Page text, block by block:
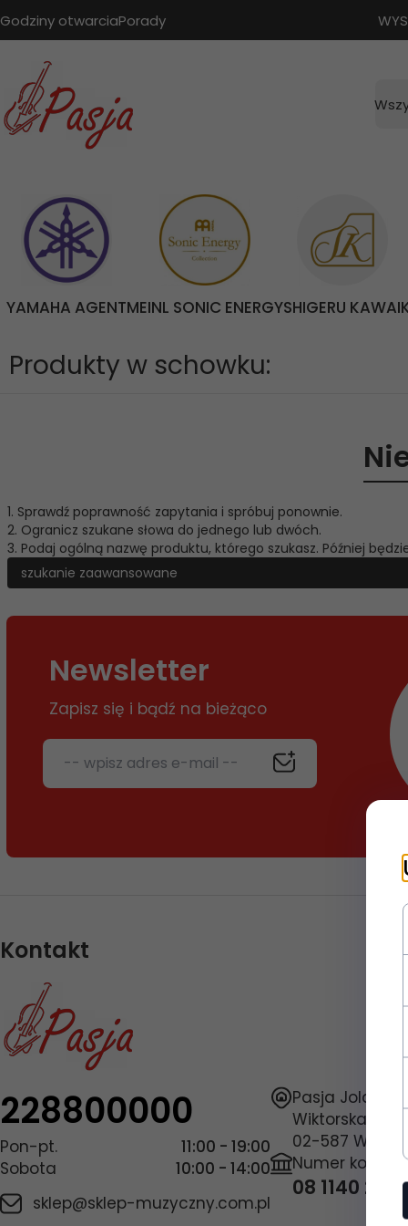
Godziny otwarciaPorady
YAMAHA AGENTMEINL SONIC ENERGYSHIGERU KAWAI
Produkty w schowku:
1. Sprawdź poprawność zapytania i spróbuj ponownie.
2. Ogranicz szukane słowa do jednego lub dwóch.
3. Podaj ogólną nazwę produktu, którego szukasz. Później
szukanie zaawansowane
Newsletter
Zapisz się i bądź na bieżąco
-- wpisz adres e-mail --
Kontakt
228800000
Pon-pt.
11:00 - 19:00
Sobota
10:00 - 14:00
sklep@sklep-muzyczny.com.pl
Pasja Jolanta
Wiktorska 7/11
02-587
Numer konta
08 1140